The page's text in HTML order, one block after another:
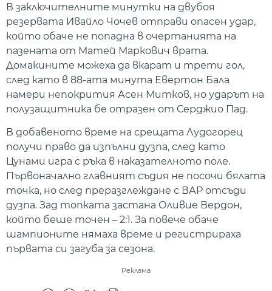
В заключителните минутки на двубоя
резервата Ивайло Чочев отправи опасен удар,
който обаче не попадна в очертанията на
пазената от Матей Маркович врата.
Домакините можеха да вкарат и трети гол,
след като в 88-ата минута Евертон Бала
намери непокрития Асен Митков, но ударът на
полузащитника бе отразен от Серджио Пад.
В добавеното време на срещата Лудогорец
получи право да изпълни дузпа, след като
Цунами игра с ръка в наказателното поле.
Първоначално главният съдия не посочи бялата
точка, но след преразглеждане с ВАР отсъди
дузпа. Зад топката застана Оливие Вердон,
който беше точен – 2:1. За повече обаче
шампионите нямаха време и регистрираха
първата си загуба за сезона.
Реклама